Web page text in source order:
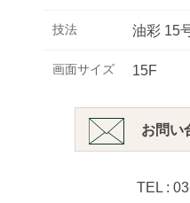
技法 油彩 15
画面サイズ 15F
お問い
TEL :